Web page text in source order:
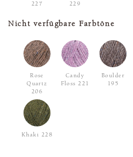
227
229
Nicht verfügbare Farbtöne
Rose
Quartz
206
Candy
Floss 221
Boulder
195
Khaki 228